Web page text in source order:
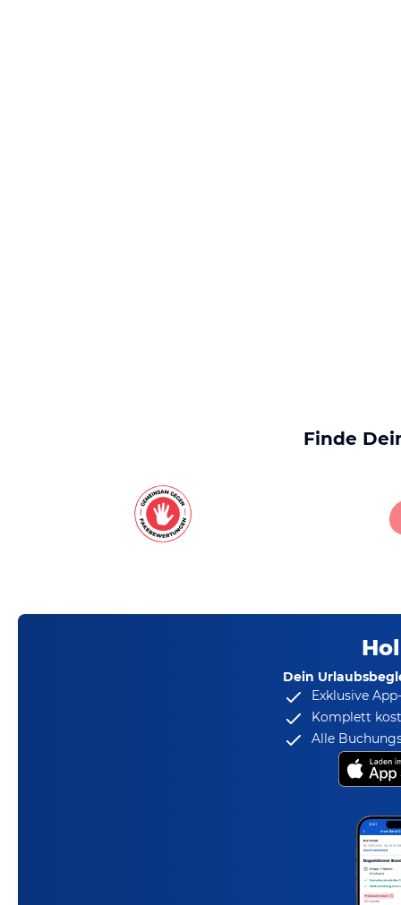
Finde
Dein
Exklusive
Komplett
Alle